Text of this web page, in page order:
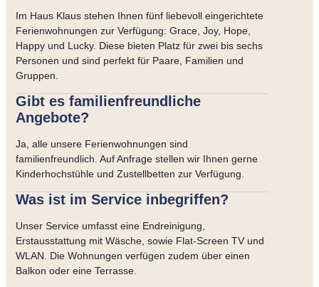
Im Haus Klaus stehen Ihnen fünf liebevoll eingerichtete
Ferienwohnungen zur Verfügung: Grace, Joy, Hope,
Happy und Lucky. Diese bieten Platz für zwei bis sechs
Personen und sind perfekt für Paare, Familien und
Gruppen.
Gibt es familienfreundliche
Angebote?
Ja, alle unsere Ferienwohnungen sind
familienfreundlich. Auf Anfrage stellen wir Ihnen gerne
Kinderhochstühle und Zustellbetten zur Verfügung.
Was ist im Service inbegriffen?
Unser Service umfasst eine Endreinigung,
Erstausstattung mit Wäsche, sowie Flat-Screen TV und
WLAN. Die Wohnungen verfügen zudem über einen
Balkon oder eine Terrasse.